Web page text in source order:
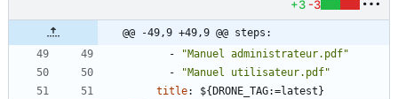
+3 -3
@@ -49,9 +49,9 @@ steps:
-
"Manuel administrateur.pdf"
-
"Manuel utilisateur.pdf"
title:
${DRONE_TAG:=latest}